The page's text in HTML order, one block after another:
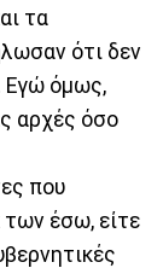
τα
ότι δεν
Εγώ όμως,
αρχές όσο
που
των έσω, είτε